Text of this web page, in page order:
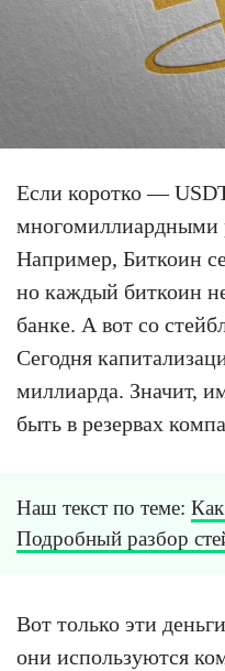
Если коротко —
многомиллиардными
Например, Биткоин
но каждый биткоин
банке. А вот со
Сегодня
миллиарда. Значит,
быть в резервах
Наш текст по теме:
Подробный разбор
Вот только эти
они используются